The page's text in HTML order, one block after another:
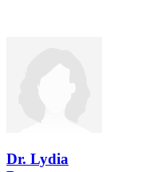
Dr. Lydia